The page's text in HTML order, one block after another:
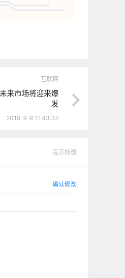
互联网
来市场将迎来爆
发
2019-9-9 11:43:35
提示标题
确认修改